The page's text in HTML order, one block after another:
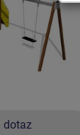
dotaz